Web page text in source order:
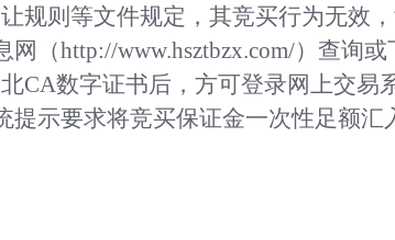
规则等文件规定，其竞买行为无效，
网（http://www.hsztbzx.com/）查询
CA数字证书后，方可登录网上交易
提示要求将竞买保证金一次性足额